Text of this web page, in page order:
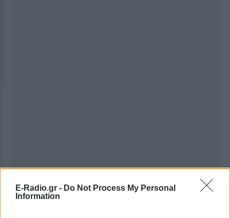
E-Radio.gr - Do Not Process My Personal
Information
Ακολουθήστε το E-Radio.gr στοGoogle News
και μάθετε πρώτοι